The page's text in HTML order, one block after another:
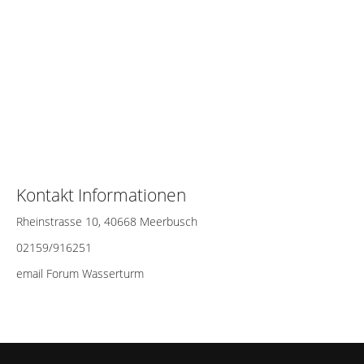
Kontakt Informationen
Rheinstrasse 10, 40668 Meerbusch
02159/916251
email Forum Wasserturm